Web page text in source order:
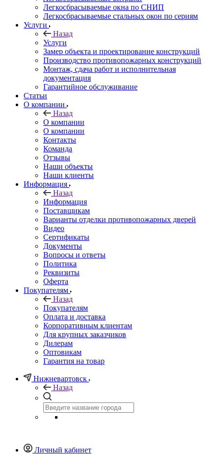
Легкосбрасываемые окна по СНИП
Легкосбрасываемые стальных окон по сериям
Услуги
Назад
Услуги
Замер объекта и проектирование конструкций
Производство противопожарных конструкций
Монтаж, сдача работ и исполнительная
документация
Гарантийное обслуживание
Статьи
О компании
Назад
О компании
О компании
Контакты
Команда
Отзывы
Наши объекты
Наши клиенты
Информация
Назад
Информация
Поставщикам
Варианты отделки противопожарных дверей
Видео
Сертификаты
Документы
Вопросы и ответы
Политика
Реквизиты
Оферта
Покупателям
Назад
Покупателям
Оплата и доставка
Корпоративным клиентам
Для крупных заказчиков
Дилерам
Оптовикам
Гарантия на товар
Нижневартовск
Назад
Личный кабинет